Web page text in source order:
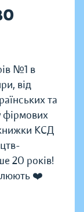
№1 в
від
та
фірмових
КСД
20 років!
❤️